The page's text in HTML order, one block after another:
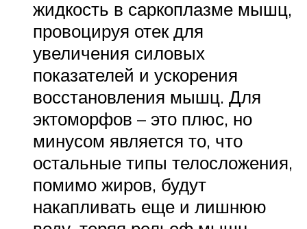
жидкость в саркоплазме мышц,
провоцируя отек для
увеличения силовых
показателей и ускорения
восстановления мышц. Для
эктоморфов – это плюс, но
минусом является то, что
остальные типы телосложения,
помимо жиров, будут
накапливать еще и лишнюю